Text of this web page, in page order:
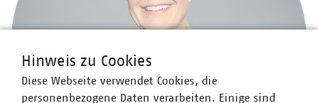
Hinweis zu Cookies
Diese Webseite verwendet Cookies, die
personenbezogene Daten verarbeiten. Einige sind